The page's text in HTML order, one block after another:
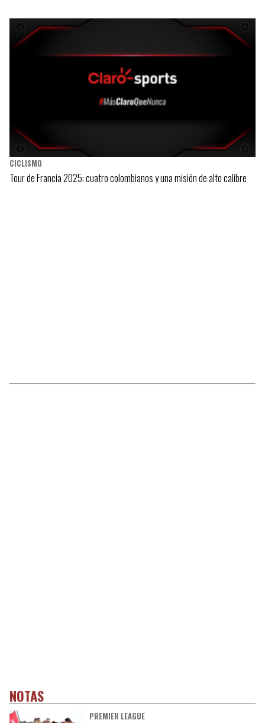
CICLISMO
Tour de Francia 2025: cuatro colombianos y una misión de alto calibre
NOTAS
PREMIER LEAGUE